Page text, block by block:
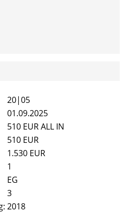
Schiffenberger Weg 16
Kontakt
FAQ
20|05
01.09.2025
510 EUR ALL IN
510 EUR
1.530 EUR
1
EG
3
2018